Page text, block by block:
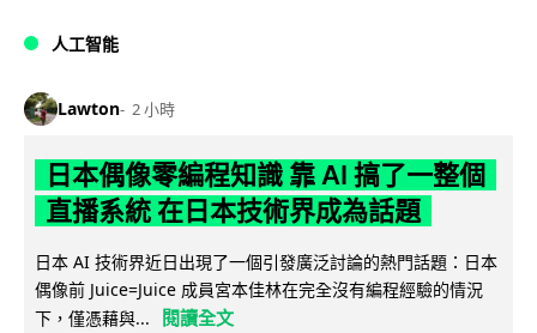
人工智能
Lawton 2 小時
日本偶像零編程知識 靠 AI 搞了一整個
直播系統 在日本技術界成為話題
日本 AI 技術界近日出現了一個引發廣泛討論的熱門話題：日本
偶像前 Juice=Juice 成員宮本佳林在完全沒有編程經驗的情況
下，僅憑藉與...
閱讀全文